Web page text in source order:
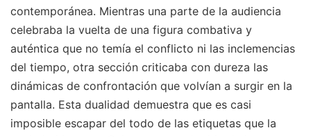
contemporánea. Mientras una parte de la audiencia
celebraba la vuelta de una figura combativa y
auténtica que no temía el conflicto ni las inclemencias
del tiempo, otra sección criticaba con dureza las
dinámicas de confrontación que volvían a surgir en la
pantalla. Esta dualidad demuestra que es casi
imposible escapar del todo de las etiquetas que la